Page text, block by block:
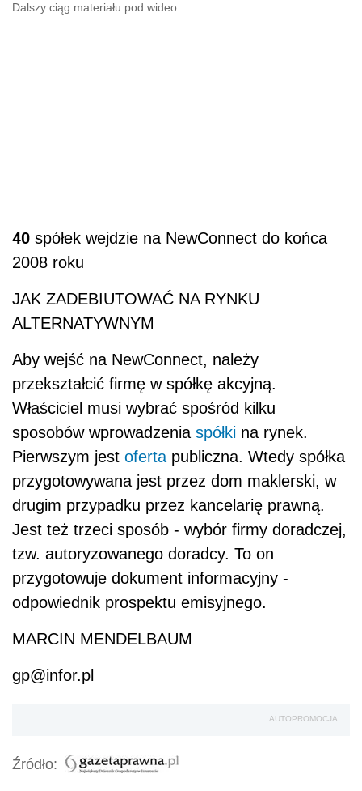
Dalszy ciąg materiału pod wideo
40 spółek wejdzie na NewConnect do końca
2008 roku
JAK ZADEBIUTOWAĆ NA RYNKU
ALTERNATYWNYM
Aby wejść na NewConnect, należy
przekształcić firmę w spółkę akcyjną.
Właściciel musi wybrać spośród kilku
sposobów wprowadzenia spółki na rynek.
Pierwszym jest ofertapubliczna. Wtedy spółka
przygotowywana jest przez dom maklerski, w
drugim przypadku przez kancelarię prawną.
Jest też trzeci sposób - wybór firmy doradczej,
tzw. autoryzowanego doradcy. To on
przygotowuje dokument informacyjny -
odpowiednik prospektu emisyjnego.
MARCIN MENDELBAUM
gp@infor.pl
AUTOPROMOCJA
Źródło: